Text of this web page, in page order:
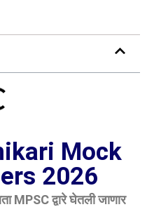
Mock
2026
MPSC द्वारे घेतली जाणार